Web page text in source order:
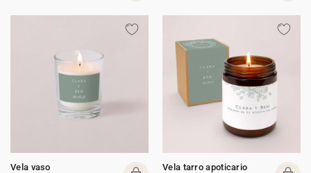
Vela vaso
Vela tarro apoticario